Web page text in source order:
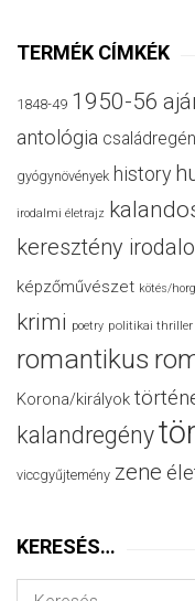
TERMÉK CÍMKÉK
1848-49 1950-56
antológia
gyógynövények history
irodalmi életrajz
keresztény
képzőművészet kötés/
krimi poetry politikai thriller
romantikus
Korona/királyok
kalandregény
viccgyűjtemény zene
KERESÉS…